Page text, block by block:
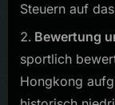
Steuern auf
Bewertung
sportlich
Hongkong